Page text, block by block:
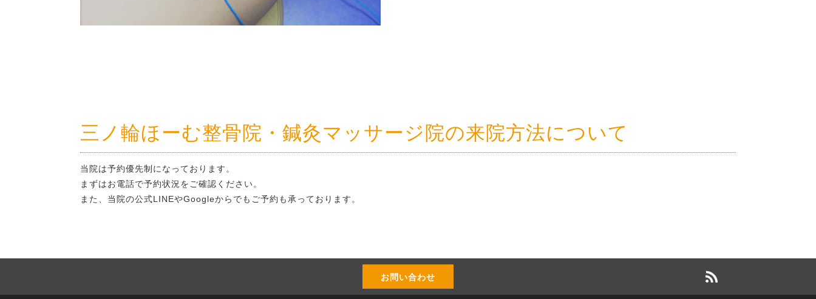
三ノ輪ほーむ整骨院・鍼灸マッサージ院の来院方法について
当院は予約優先制になっております。
まずはお電話で予約状況をご確認ください。
また、当院の公式LINEやGoogleからでもご予約も承っております。
お問い合わせ